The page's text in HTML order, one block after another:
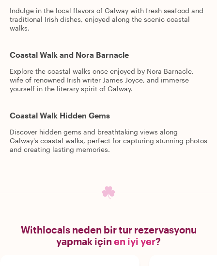
Indulge in the local flavors of Galway with fresh seafood and
traditional Irish dishes, enjoyed along the scenic coastal
walks.
Coastal Walk and Nora Barnacle
Explore the coastal walks once enjoyed by Nora Barnacle,
wife of renowned Irish writer James Joyce, and immerse
yourself in the literary spirit of Galway.
Coastal Walk Hidden Gems
Discover hidden gems and breathtaking views along
Galway's coastal walks, perfect for capturing stunning photos
and creating lasting memories.
Withlocals neden bir tur rezervasyonu
yapmak için en iyi yer?